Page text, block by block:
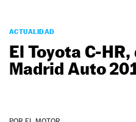
PODCAST
MOTOS
TECNOLOGÍA
ACTUALIDAD
El Toyota C-
Madrid Auto